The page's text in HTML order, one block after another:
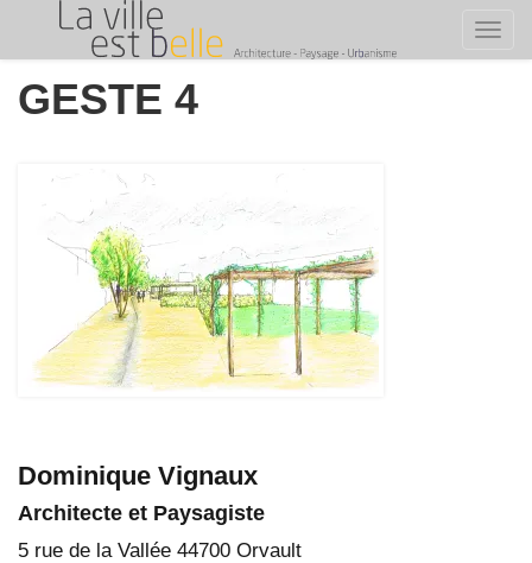
content
GESTE 4
Dominique Vignaux
Architecte et Paysagiste
5 rue de la Vallée 44700 Orvault